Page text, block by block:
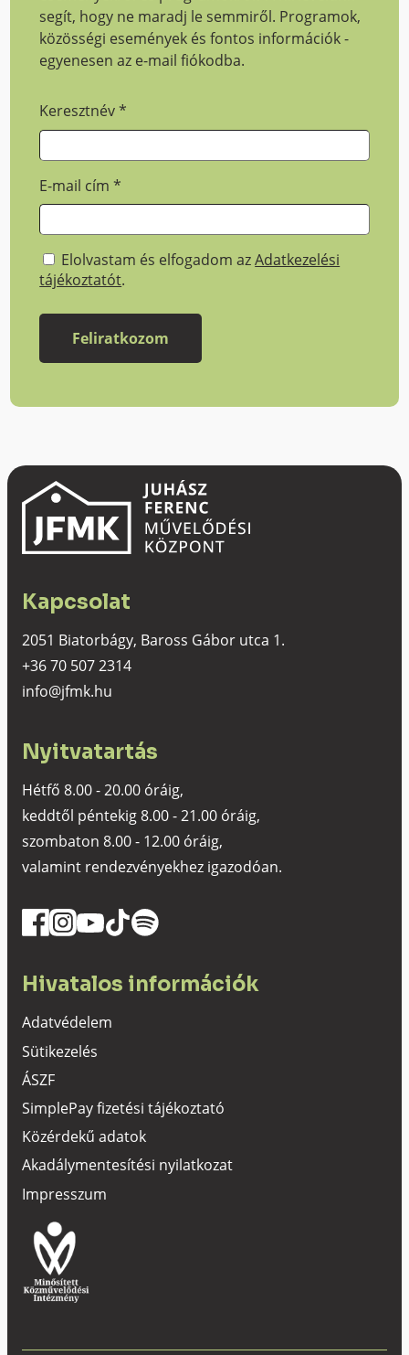
segít, hogy ne maradj le semmiről. Programok,
közösségi események és fontos információk -
egyenesen az e-mail fiókodba.
Keresztnév*
E-mail cím*
Elolvastam és elfogadom azAdatkezelési
tájékoztatót.
Kapcsolat
2051 Biatorbágy, Baross Gábor utca 1.
+36 70 507 2314
info@jfmk.hu
Nyitvatartás
Hétfő 8.00 - 20.00 óráig,
keddtől péntekig 8.00 - 21.00 óráig,
szombaton 8.00 - 12.00 óráig,
valamint rendezvényekhez igazodóan.
Hivatalos információk
Adatvédelem
Sütikezelés
ÁSZF
SimplePay fizetési tájékoztató
Közérdekű adatok
Akadálymentesítési nyilatkozat
Impresszum